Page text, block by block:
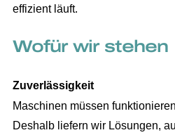
effizient läuft.
Wofür wir stehen
Zuverlässigkeit
Maschinen müssen
Deshalb liefern wir Lösungen,